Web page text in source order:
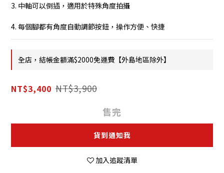
3. 中軸可以倒插，適用於特殊角度拍攝
4. 每個腳都有角度自動調節按鈕，操作方便、快捷
全店，結帳金額滿$2000免運費【外島地區除外】
NT$3,400 NT$3,900
售完
貨到通知我
加入追蹤清單